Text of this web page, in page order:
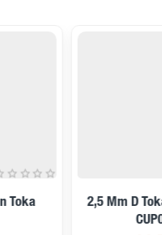
İndirimde
2,5 Mm D Toka Ayar Tokası